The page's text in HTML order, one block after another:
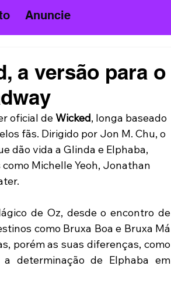
Anuncie
a versão para o
oficial de Wicked, longa baseado
fãs. Dirigido por Jon M. Chu, o
dão vida a Glinda e Elphaba,
Michelle Yeoh, Jonathan
de Oz, desde o encontro de
como Bruxa Boa e Bruxa Má
porém as suas diferenças, como
determinação de Elphaba em